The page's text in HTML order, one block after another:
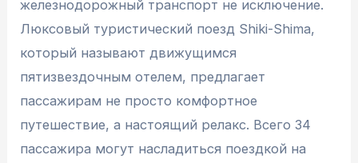
железнодорожный транспорт не исключение.
Люксовый туристический поезд Shiki-Shima,
который называют движущимся
пятизвездочным отелем, предлагает
пассажирам не просто комфортное
путешествие, а настоящий релакс. Всего 34
пассажира могут насладиться поездкой на